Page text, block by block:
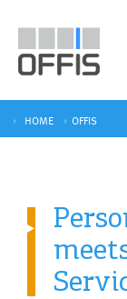
HOME OFFIS